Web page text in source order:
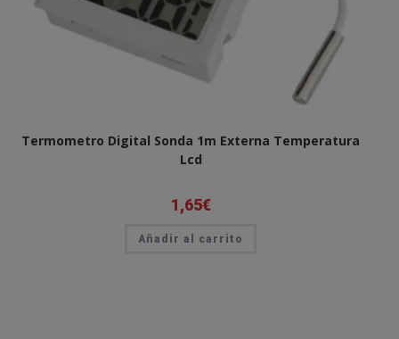
Termometro Digital Sonda 1m Externa Temperatura
Lcd
1,65€
Añadir al carrito